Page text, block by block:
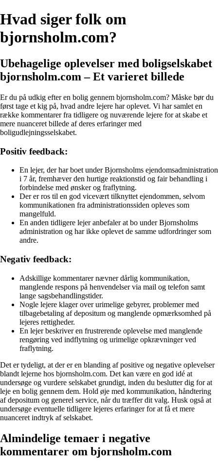
Hvad siger folk om
bjornsholm.com?
Ubehagelige oplevelser med boligselskabet
bjornsholm.com – Et varieret billede
Er du på udkig efter en bolig gennem bjornsholm.com? Måske bør du
først tage et kig på, hvad andre lejere har oplevet. Vi har samlet en
række kommentarer fra tidligere og nuværende lejere for at skabe et
mere nuanceret billede af deres erfaringer med
boligudlejningsselskabet.
Positiv feedback:
En lejer, der har boet under Bjornsholms ejendomsadministration
i 7 år, fremhæver den hurtige reaktionstid og fair behandling i
forbindelse med ønsker og fraflytning.
Der er ros til en god vicevært tilknyttet ejendommen, selvom
kommunikationen fra administrationssiden opleves som
mangelfuld.
En anden tidligere lejer anbefaler at bo under Bjornsholms
administration og har ikke oplevet de samme udfordringer som
andre.
Negativ feedback:
Adskillige kommentarer nævner dårlig kommunikation,
manglende respons på henvendelser via mail og telefon samt
lange sagsbehandlingstider.
Nogle lejere klager over urimelige gebyrer, problemer med
tilbagebetaling af depositum og manglende opmærksomhed på
lejeres rettigheder.
En lejer beskriver en frustrerende oplevelse med manglende
rengøring ved indflytning og urimelige opkrævninger ved
fraflytning.
Det er tydeligt, at der er en blanding af positive og negative oplevelser
blandt lejerne hos bjornsholm.com. Det kan være en god idé at
undersøge og vurdere selskabet grundigt, inden du beslutter dig for at
leje en bolig gennem dem. Hold øje med kommunikation, håndtering
af depositum og generel service, når du træffer dit valg. Husk også at
undersøge eventuelle tidligere lejeres erfaringer for at få et mere
nuanceret indtryk af selskabet.
Almindelige temaer i negative
kommentarer om bjornsholm.com